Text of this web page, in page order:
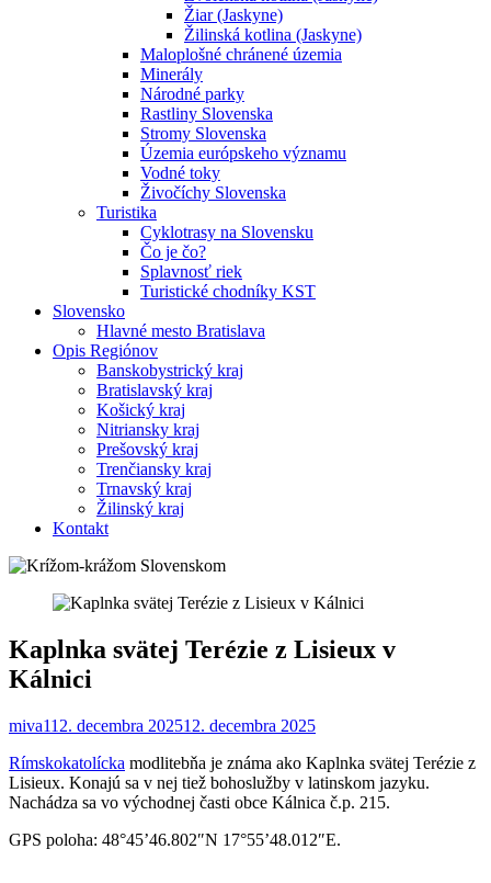
Žiar (Jaskyne)
Žilinská kotlina (Jaskyne)
Maloplošné chránené územia
Minerály
Národné parky
Rastliny Slovenska
Stromy Slovenska
Územia európskeho významu
Vodné toky
Živočíchy Slovenska
Turistika
Cyklotrasy na Slovensku
Čo je čo?
Splavnosť riek
Turistické chodníky KST
Slovensko
Hlavné mesto Bratislava
Opis Regiónov
Banskobystrický kraj
Bratislavský kraj
Košický kraj
Nitriansky kraj
Prešovský kraj
Trenčiansky kraj
Trnavský kraj
Žilinský kraj
Kontakt
Kaplnka svätej Terézie z Lisieux v
Kálnici
miva112. decembra 202512. decembra 2025
Rímskokatolícka modlitebňa je známa ako Kaplnka svätej Terézie z
Lisieux. Konajú sa v nej tiež bohoslužby v latinskom jazyku.
Nachádza sa vo východnej časti obce Kálnica č.p. 215.
GPS poloha: 48°45’46.802″N 17°55’48.012″E.